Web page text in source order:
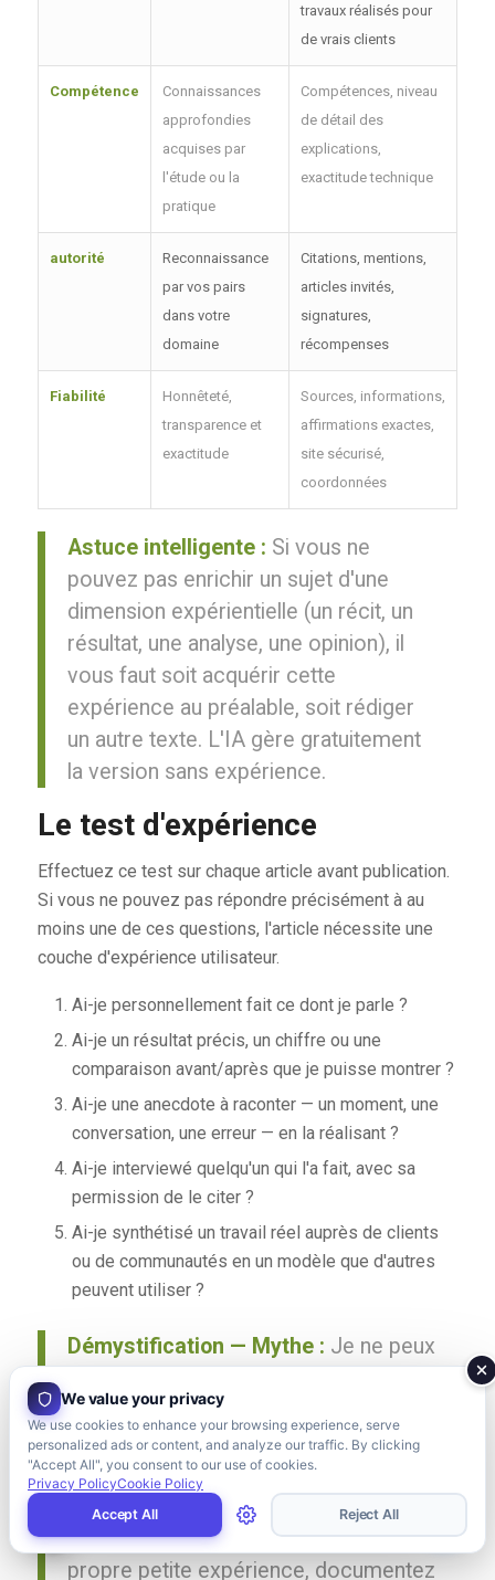
travaux réalisés pour
de vrais clients
Compétence
Connaissances
approfondies
acquises par
l'étude ou la
pratique
Compétences, niveau
de détail des
explications,
exactitude technique
autorité
Reconnaissance
par vos pairs
dans votre
domaine
Citations, mentions,
articles invités,
signatures,
récompenses
Fiabilité
Honnêteté,
transparence et
exactitude
Sources, informations,
affirmations exactes,
site sécurisé,
coordonnées
Astuce intelligente : Si vous ne
pouvez pas enrichir un sujet d'une
dimension expérientielle (un récit, un
résultat, une analyse, une opinion), il
vous faut soit acquérir cette
expérience au préalable, soit rédiger
un autre texte. L'IA gère gratuitement
la version sans expérience.
Le test d'expérience
Effectuez ce test sur chaque article avant publication.
Si vous ne pouvez pas répondre précisément à au
moins une de ces questions, l'article nécessite une
couche d'expérience utilisateur.
Ai-je personnellement fait ce dont je parle ?
Ai-je un résultat précis, un chiffre ou une
comparaison avant/après que je puisse montrer ?
Ai-je une anecdote à raconter — un moment, une
conversation, une erreur — en la réalisant ?
Ai-je interviewé quelqu'un qui l'a fait, avec sa
permission de le citer ?
Ai-je synthétisé un travail réel auprès de clients
ou de communautés en un modèle que d'autres
peuvent utiliser ?
Démystification — Mythe : Je ne peux
n'ai pas fait.
Réalité:C’est possible, mais vous
devez trouver des sources
d’expérience différentes. Interrogez
des professionnels, menez votre
propre petite expérience, documentez
We value your privacy
We use cookies to enhance your browsing experience, serve
personalized ads or content, and analyze our traffic. By clicking
"Accept All", you consent to our use of cookies.
Privacy PolicyCookie Policy
Accept All
Reject All